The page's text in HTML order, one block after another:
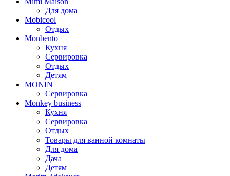
Для дома
Mobicool
Отдых
Monbento
Кухня
Сервировка
Отдых
Детям
MONIN
Сервировка
Monkey business
Кухня
Сервировка
Отдых
Товары для ванной комнаты
Для дома
Дача
Детям